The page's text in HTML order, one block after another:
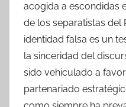
acogida a escondidas
de los separatistas del
identidad falsa es un
la sinceridad del
sido vehiculado a
partenariado